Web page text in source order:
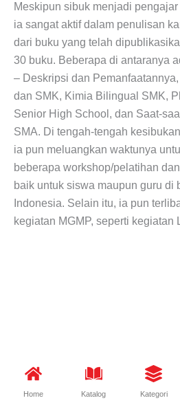
Meskipun sibuk menjadi
ia sangat aktif dalam penulisan
dari buku yang telah
30 buku. Beberapa di antaranya
– Deskripsi dan
dan SMK, Kimia Bilingual SMK,
Senior High School, dan Saat-
SMA. Di tengah-tengah
ia pun meluangkan waktunya
beberapa workshop/pelatihan
baik untuk siswa maupun guru di
Indonesia. Selain itu, ia pun
kegiatan MGMP, seperti kegiatan
Home Katalog Kategori